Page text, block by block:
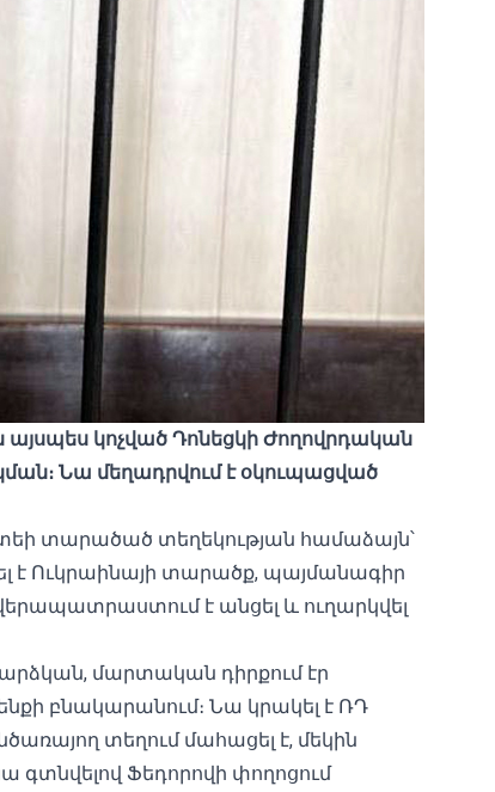
կոչված Դոնեցկի Ժողովրդական
Նա մեղադրվում է օկուպացված
տարածած տեղեկության համաձայն՝
է Ուկրաինայի տարածք, պայմանագիր
է անցել և ուղարկվել
մարտական ​​դիրքում էր
բնակարանում։ Նա կրակել է ՌԴ
տեղում մահացել է, մեկին
գտնվելով Ֆեդորովի փողոցում